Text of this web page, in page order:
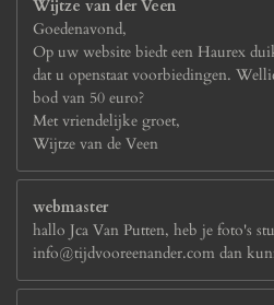
Wijtze van der Veen
Goedenavond,
Op uw website biedt een Haurex
dat u openstaat voorbiedingen.
bod van 50 euro?
Met vriendelijke groet,
Wijtze van de Veen
webmaster
hallo Jca Van Putten, heb je foto's
info@tijdvooreenander.com dan